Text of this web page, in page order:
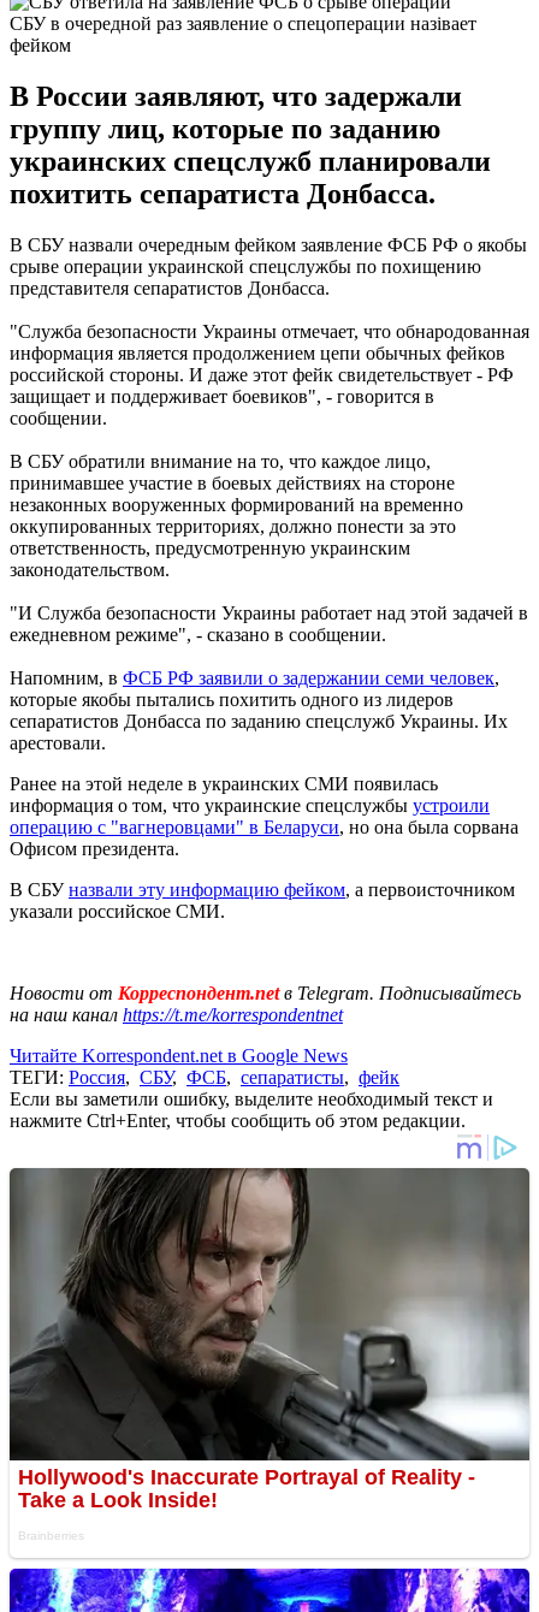
СБУ в очередной раз заявление о спецоперации назівает
фейком
В России заявляют, что задержали
группу лиц, которые по заданию
украинских спецслужб планировали
похитить сепаратиста Донбасса.
В СБУ назвали очередным фейком заявление ФСБ РФ о якобы
срыве операции украинской спецслужбы по похищению
представителя сепаратистов Донбасса.
"Служба безопасности Украины отмечает, что обнародованная
информация является продолжением цепи обычных фейков
российской стороны. И даже этот фейк свидетельствует - РФ
защищает и поддерживает боевиков", - говорится в
сообщении.
В СБУ обратили внимание на то, что каждое лицо,
принимавшее участие в боевых действиях на стороне
незаконных вооруженных формирований на временно
оккупированных территориях, должно понести за это
ответственность, предусмотренную украинским
законодательством.
"И Служба безопасности Украины работает над этой задачей в
ежедневном режиме", - сказано в сообщении.
Напомним, в ФСБ РФ заявили о задержании семи человек,
которые якобы пытались похитить одного из лидеров
сепаратистов Донбасса по заданию спецслужб Украины. Их
арестовали.
Ранее на этой неделе в украинских СМИ появилась
информация о том, что украинские спецслужбы устроили
операцию с "вагнеровцами" в Беларуси, но она была сорвана
Офисом президента.
В СБУназвали эту информацию фейком, а первоисточником
указали российское СМИ.
Новости от Корреспондент.netв Telegram. Подписывайтесь
на наш канал https://t.me/korrespondentnet
Читайте Korrespondent.net в Google News
ТЕГИ: Россия, СБУ, ФСБ, сепаратисты, фейк
Если вы заметили ошибку, выделите необходимый текст и
нажмите Ctrl+Enter, чтобы сообщить об этом редакции.